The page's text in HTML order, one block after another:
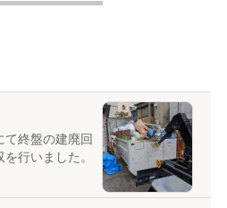
て終盤の建廃回
を行いました。